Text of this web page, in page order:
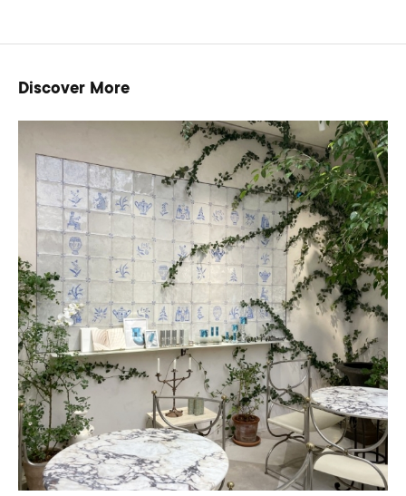
Discover More